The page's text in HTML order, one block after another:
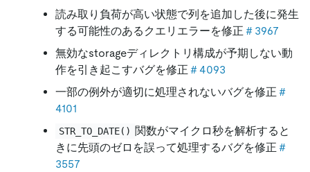
読み取り負荷が高い状態で列を追加した後に発生
する可能性のあるクエリエラーを修正 ＃3967
無効なstorageディレクトリ構成が予期しない動
作を引き起こすバグを修正 ＃4093
一部の例外が適切に処理されないバグを修正 ＃
4101
STR_TO_DATE() 関数がマイクロ秒を解析すると
きに先頭のゼロを誤って処理するバグを修正 ＃
3557